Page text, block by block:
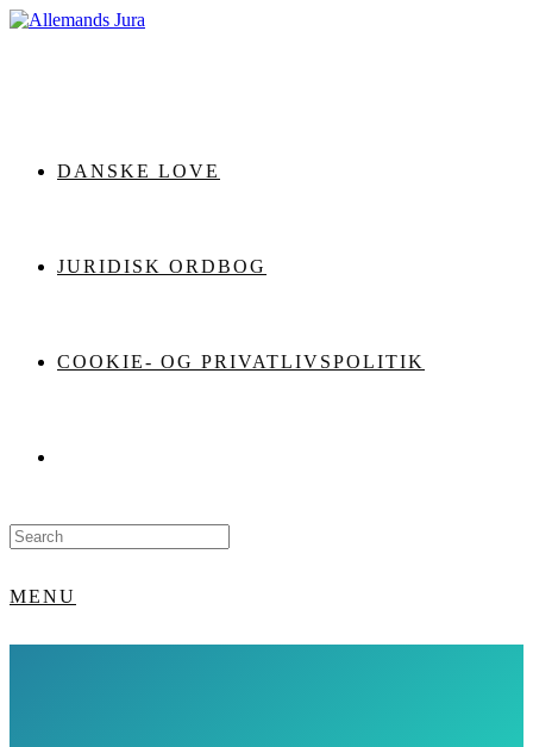
Skip
DANSKE LOVE
JURIDISK ORDBOG
COOKIE- OG PRIVATLIVSPOLITIK
Search
for:
MENU